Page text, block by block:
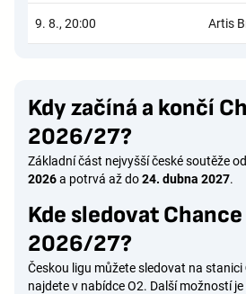
9. 8., 20:00 Artis
Kdy začíná a končí
2026/27?
Základní část nejvyšší české soutěže
2026a potrvá až do24. dubna 2027.
Kde sledovat
2026/27?
Českou ligu můžete sledovat na stanici
najdete v nabídce O2. Další možností